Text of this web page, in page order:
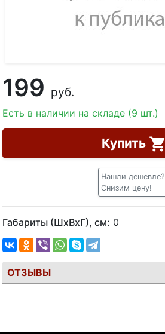
199 руб.
Есть в наличии на складе (9 шт.)
Купить
Нашли дешевле?
Снизим цену!
Габариты (ШхВхГ), см: 0
ОТЗЫВЫ